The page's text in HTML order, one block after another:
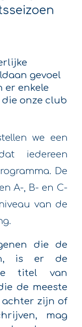
gevoel
er enkele
onze club
we een
iedereen
De
A-, B- en C-
van de
die de
is er de
titel van
de meeste
zijn of
mag